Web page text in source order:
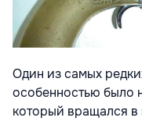
Один из самых
особенностью было
который вращался в